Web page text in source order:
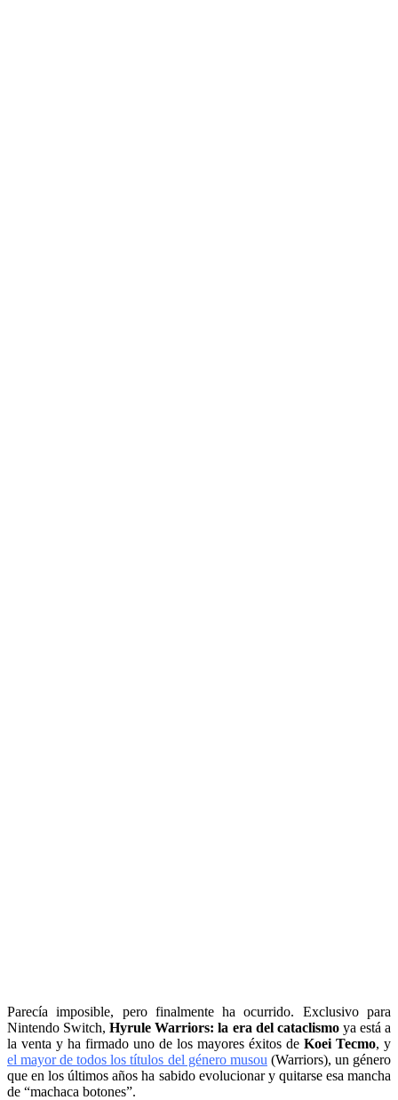
Parecía imposible, pero finalmente ha ocurrido. Exclusivo para
Nintendo Switch,Hyrule Warriors: la era del cataclismoya está a
la venta y ha firmado uno de los mayores éxitos de Koei Tecmo, y
el mayor de todos los títulos del género musou (Warriors), un género
que en los últimos años ha sabido evolucionar y quitarse esa mancha
de “machaca botones”.